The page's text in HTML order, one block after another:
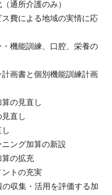
通所介護のみ）
ス費による地域の実情に応
・機能訓練、口腔、栄養の
計画書と個別機能訓練計画
算の見直し
見直し
ニング加算の新設
算の拡充
ントの充実
の収集・活用を評価する加